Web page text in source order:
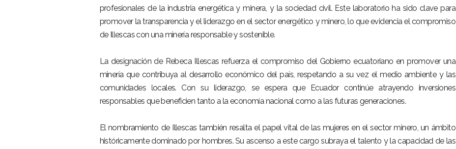
profesionales de la industria energética y minera, y la sociedad civil. Este laboratorio ha sido clave para
promover la transparencia y el liderazgo en el sector energético y minero, lo que evidencia el compromiso
de Illescas con una minería responsable y sostenible.
La designación de Rebeca Illescas refuerza el compromiso del Gobierno ecuatoriano en promover una
minería que contribuya al desarrollo económico del país, respetando a su vez el medio ambiente y las
comunidades locales. Con su liderazgo, se espera que Ecuador continúe atrayendo inversiones
responsables que beneficien tanto a la economía nacional como a las futuras generaciones.
El nombramiento de Illescas también resalta el papel vital de las mujeres en el sector minero, un ámbito
históricamente dominado por hombres. Su ascenso a este cargo subraya el talento y la capacidad de las